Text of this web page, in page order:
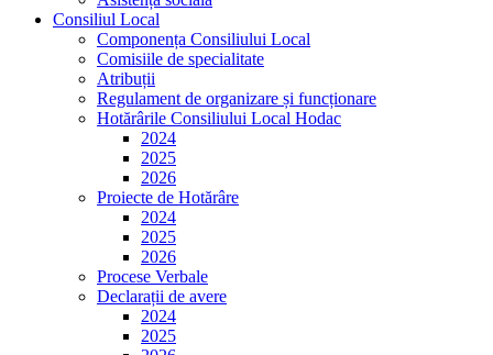
Consiliul Local
Componența Consiliului Local
Comisiile de specialitate
Atribuții
Regulament de organizare și funcționare
Hotărârile Consiliului Local Hodac
2024
2025
2026
Proiecte de Hotărâre
2024
2025
2026
Procese Verbale
Declarații de avere
2024
2025